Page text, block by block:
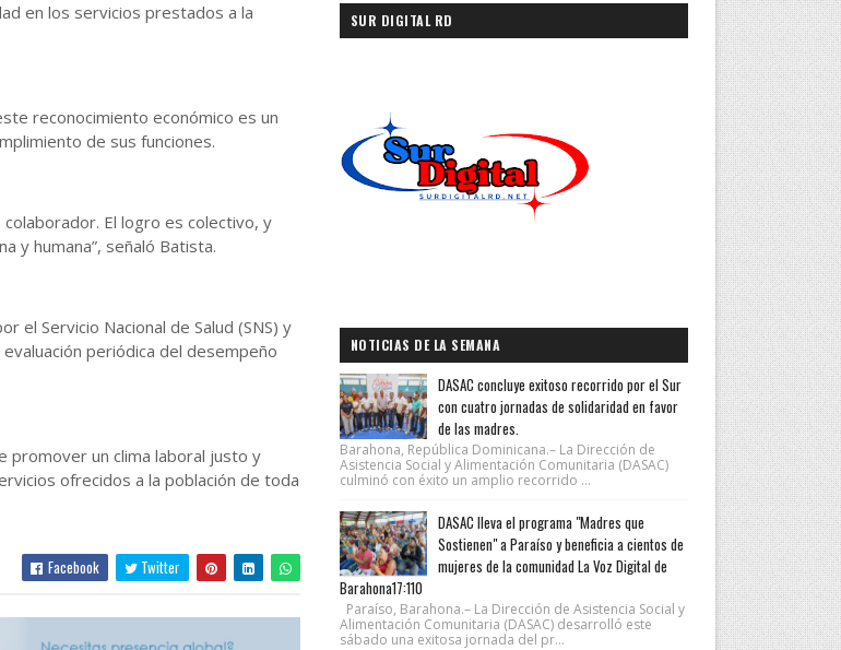
en los servicios prestados a la
reconocimiento económico es un
de sus funciones.
El logro es colectivo, y
y humana”, señaló Batista.
el Servicio Nacional de Salud (SNS) y
periódica del desempeño
promover un clima laboral justo y
ofrecidos a la población de toda
Facebook Twitter
SUR DIGITAL RD
NOTICIAS DE LA SEMANA
DASAC concluye exitoso recorrido por el Sur
con cuatro jornadas de solidaridad en favor
de las madres.
Barahona, República Dominicana.– La Dirección de
Asistencia Social y Alimentación Comunitaria (DASAC)
culminó con éxito un amplio recorrido ...
DASAC lleva el programa "Madres que
Sostienen" a Paraíso y beneficia a cientos de
mujeres de la comunidad La Voz Digital de
Barahona17:110
Paraíso, Barahona.– La Dirección de Asistencia Social y
Alimentación Comunitaria (DASAC) desarrolló este
sábado una exitosa jornada del pr...